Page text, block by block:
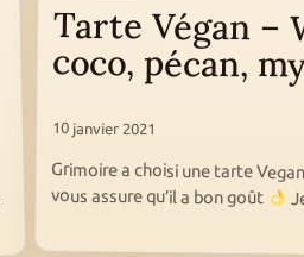
Tarte Végan –
coco, pécan,
10 janvier 2021
Grimoire a choisi une tarte
vous assure qu’il a bon goût